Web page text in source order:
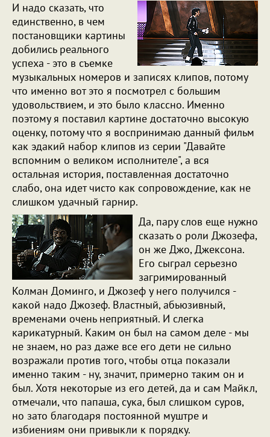
И надо сказать, что
единственно, в чем
постановщики картины
добились реального
успеха - это в съемке
музыкальных номеров и записях клипов, потому
что именно вот это я посмотрел с большим
удовольствием, и это было классно. Именно
поэтому я поставил картине достаточно высокую
оценку, потому что я воспринимаю данный фильм
как эдакий набор клипов из серии "Давайте
вспомним о великом исполнителе", а вся
остальная история, поставленная достаточно
слабо, она идет чисто как сопровождение, как не
слишком удачный гарнир.
Да, пару слов еще нужно
сказать о роли Джозефа,
он же Джо, Джексона.
Его сыграл серьезно
загримированный
Колман Доминго, и Джозеф у него получился -
какой надо Джозеф. Властный, абьюзивный,
временами очень неприятный. И слегка
карикатурный. Каким он был на самом деле - мы
не знаем, но раз даже все его дети не сильно
возражали против того, чтобы отца показали
именно таким - ну, значит, примерно таким он и
был. Хотя некоторые из его детей, да и сам Майкл,
отмечали, что папаша, сука, был слишком суров,
но зато благодаря постоянной муштре и
избиениям они привыкли к порядку.